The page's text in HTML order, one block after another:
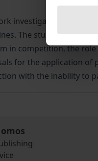
investigates the
The study deals
in competition, the
for the application of
with the inability to